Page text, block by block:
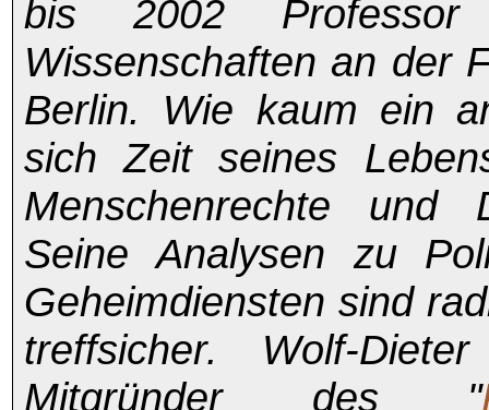
bis 2002
Wissenschaften an der
Berlin. Wie kaum ein
sich Zeit seines
Menschenrechte und
Seine Analysen zu
Geheimdiensten sind
treffsicher. Wolf-
Mitgründer des "